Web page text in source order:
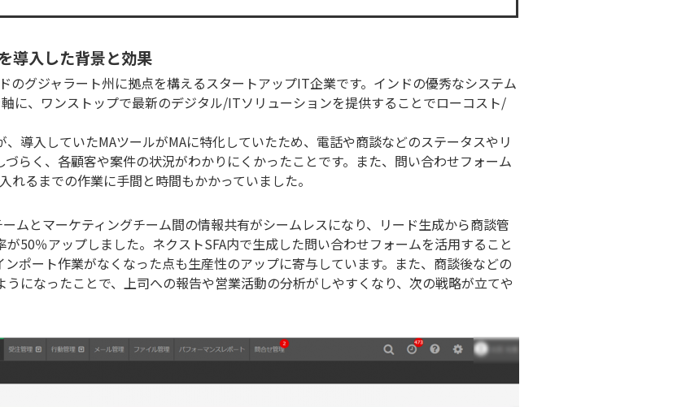
導入した背景と効果
グジャラート州に拠点を構えるスタートアップIT企業です。インドの優秀なシステム
に、ワンストップで最新のデジタル/ITソリューションを提供することでローコスト/
導入していたMAツールがMAに特化していたため、電話や商談などのステータスやリ
らく、各顧客や案件の状況がわかりにくかったことです。また、問い合わせフォーム
れるまでの作業に手間と時間もかかっていました。
ムとマーケティングチーム間の情報共有がシームレスになり、リード生成から商談管
50％アップしました。ネクストSFA内で生成した問い合わせフォームを活用すること
ポート作業がなくなった点も生産性のアップに寄与しています。また、商談後などの
になったことで、上司への報告や営業活動の分析がしやすくなり、次の戦略が立てや